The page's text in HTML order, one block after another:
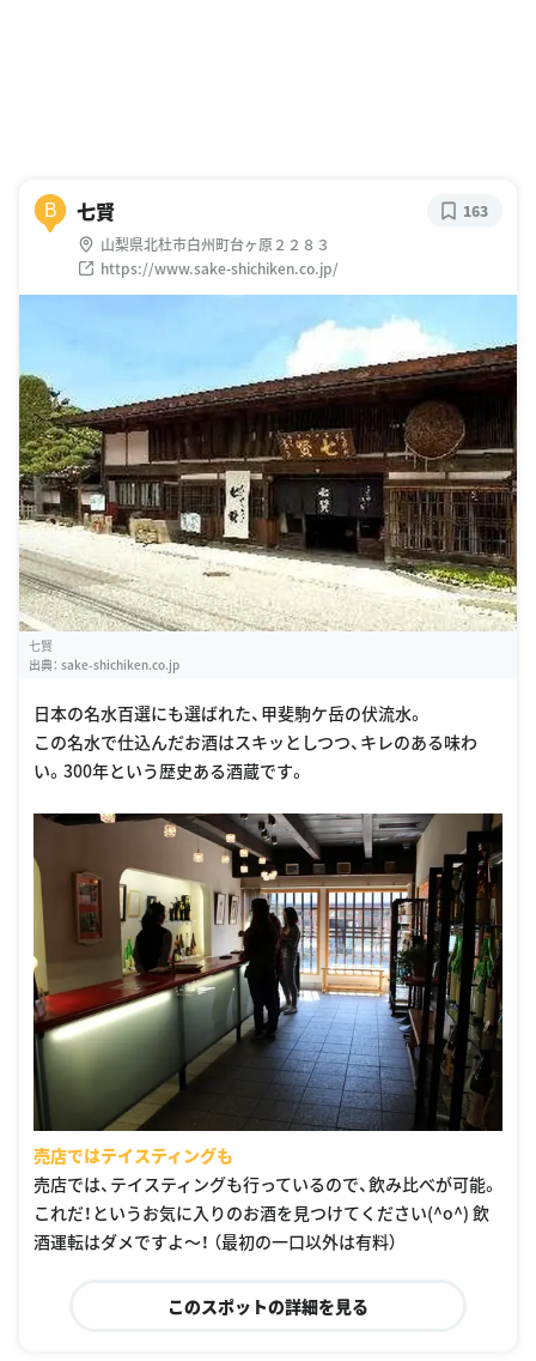
B 七賢
山梨県北杜市白州町台ヶ原２２８３
https://www.sake-shichiken.co.jp/
163
七賢
出典： sake-shichiken.co.jp
日本の名水百選にも選ばれた、甲斐駒ケ岳の伏流水。
この名水で仕込んだお酒はスキッとしつつ、キレのある味わ
い。300年という歴史ある酒蔵です。
売店ではテイスティングも
売店では、テイスティングも行っているので、飲み比べが可能。
これだ！というお気に入りのお酒を見つけてください(^o^) 飲
酒運転はダメですよ〜！ （最初の一口以外は有料）
このスポットの詳細を見る